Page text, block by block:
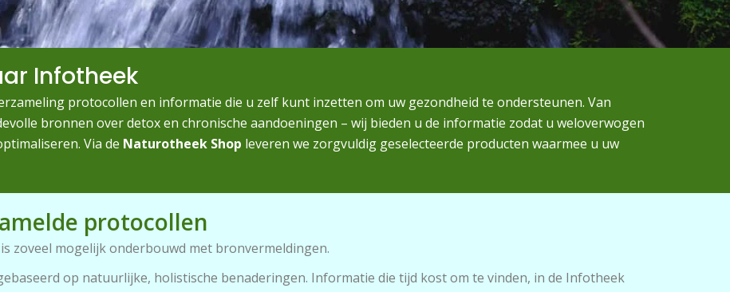
Infotheek
protocollen en informatie die u zelf kunt inzetten om uw gezondheid te ondersteunen. Van
bronnen over detox en chronische aandoeningen – wij bieden u de informatie zodat u weloverwogen
Via de Naturotheek Shop leveren we zorgvuldig geselecteerde producten waarmee u uw
protocollen
zoveel mogelijk onderbouwd met bronvermeldingen.
op natuurlijke, holistische benaderingen. Informatie die tijd kost om te vinden, in de Infotheek